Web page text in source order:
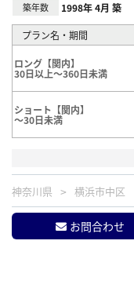
築年数 1998年 4月 築
プラン名・期間
ロング【関内】
30日以上～360日未満
ショート【関内】
～30日未満
神奈川県 横浜市中区
お問合わせ